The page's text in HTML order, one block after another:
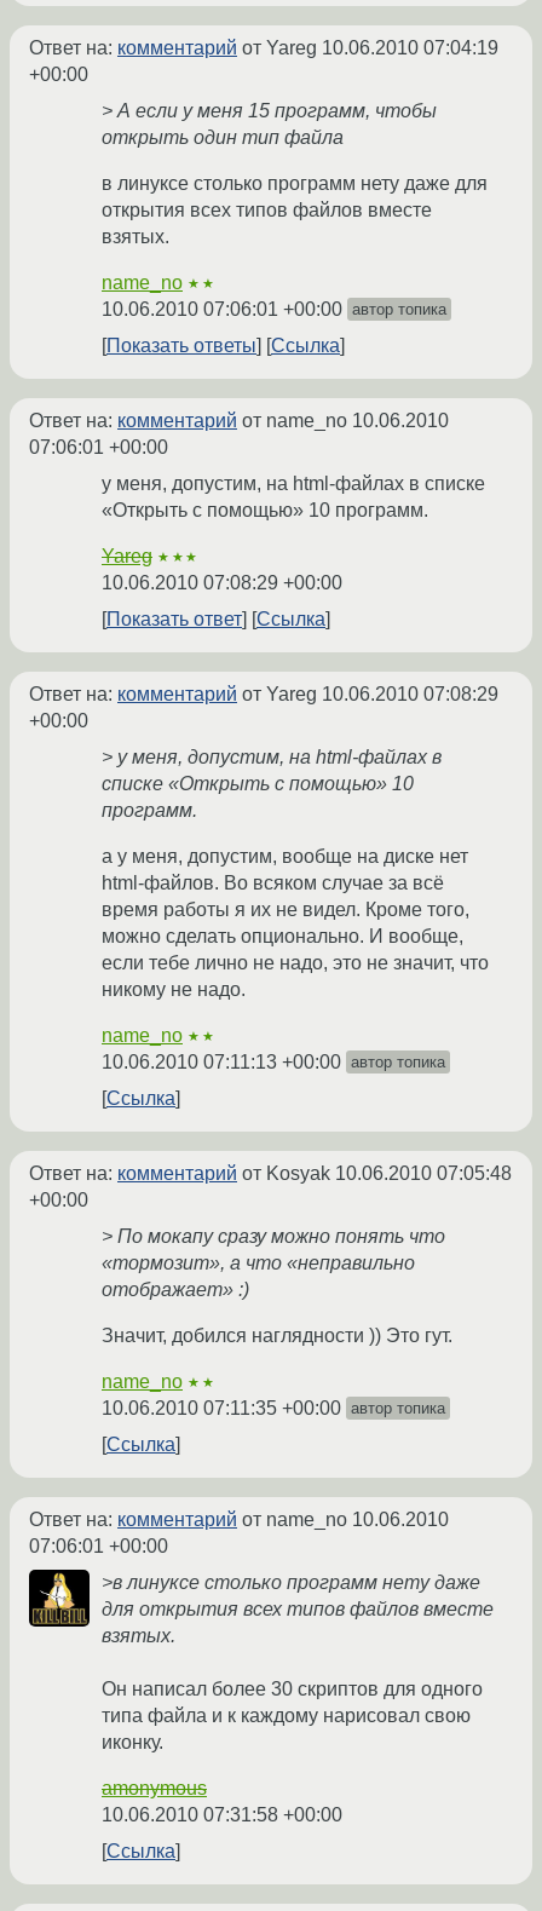
Ответ на: комментарий от Yareg 10.06.2010 07:04:19
+00:00
> А если у меня 15 программ, чтобы
открыть один тип файла
в линуксе столько программ нету даже для
открытия всех типов файлов вместе
взятых.
name_no ★★
10.06.2010 07:06:01 +00:00 автор топика
Показать ответы Ссылка
Ответ на: комментарий от name_no 10.06.2010
07:06:01 +00:00
у меня, допустим, на html-файлах в списке
«Открыть с помощью» 10 программ.
Yareg ★★★
10.06.2010 07:08:29 +00:00
Показать ответ
Ссылка
Ответ на: комментарий от Yareg 10.06.2010 07:08:29
+00:00
> у меня, допустим, на html-файлах в
списке «Открыть с помощью» 10
программ.
а у меня, допустим, вообще на диске нет
html-файлов. Во всяком случае за всё
время работы я их не видел. Кроме того,
можно сделать опционально. И вообще,
если тебе лично не надо, это не значит, что
никому не надо.
name_no ★★
10.06.2010 07:11:13 +00:00 автор топика
Ссылка
Ответ на: комментарий от Kosyak 10.06.2010 07:05:48
+00:00
> По мокапу сразу можно понять что
«тормозит», а что «неправильно
отображает» :)
Значит, добился наглядности )) Это гут.
name_no ★★
10.06.2010 07:11:35 +00:00 автор топика
Ссылка
Ответ на: комментарий от name_no 10.06.2010
07:06:01 +00:00
>в линуксе столько программ нету даже
для открытия всех типов файлов вместе
взятых.
Он написал более 30 скриптов для одного
типа файла и к каждому нарисовал свою
иконку.
amonymous
10.06.2010 07:31:58 +00:00
Ссылка